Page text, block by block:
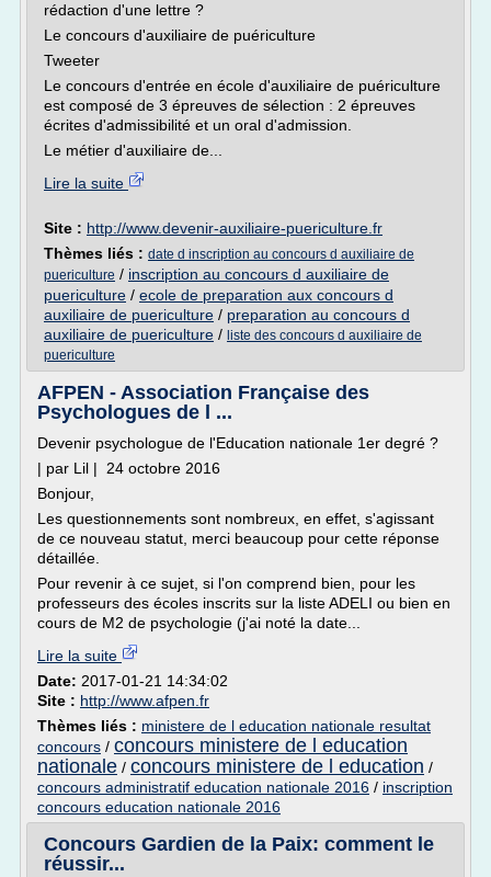
rédaction d'une lettre ?
Le concours d'auxiliaire de puériculture
Tweeter
Le concours d'entrée en école d'auxiliaire de puériculture
est composé de 3 épreuves de sélection : 2 épreuves
écrites d'admissibilité et un oral d'admission.
Le métier d'auxiliaire de...
Lire la suite
Site : http://www.devenir-auxiliaire-puericulture.fr
Thèmes liés : date d inscription au concours d auxiliaire de
puericulture / inscription au concours d auxiliaire de
puericulture / ecole de preparation aux concours d
auxiliaire de puericulture / preparation au concours d
auxiliaire de puericulture / liste des concours d auxiliaire de
puericulture
AFPEN - Association Française des
Psychologues de l ...
Devenir psychologue de l'Education nationale 1er degré ?
| par Lil | 24 octobre 2016
Bonjour,
Les questionnements sont nombreux, en effet, s'agissant
de ce nouveau statut, merci beaucoup pour cette réponse
détaillée.
Pour revenir à ce sujet, si l'on comprend bien, pour les
professeurs des écoles inscrits sur la liste ADELI ou bien en
cours de M2 de psychologie (j'ai noté la date...
Lire la suite
Date: 2017-01-21 14:34:02
Site : http://www.afpen.fr
Thèmes liés : ministere de l education nationale resultat
concours / concours ministere de l education
nationale / concours ministere de l education /
concours administratif education nationale 2016 / inscription
concours education nationale 2016
Concours Gardien de la Paix: comment le
réussir...